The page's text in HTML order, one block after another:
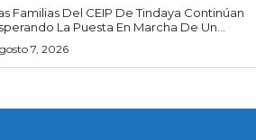
Familias Del CEIP De Tindaya Continúan
La Puesta En Marcha De Un...
7, 2026